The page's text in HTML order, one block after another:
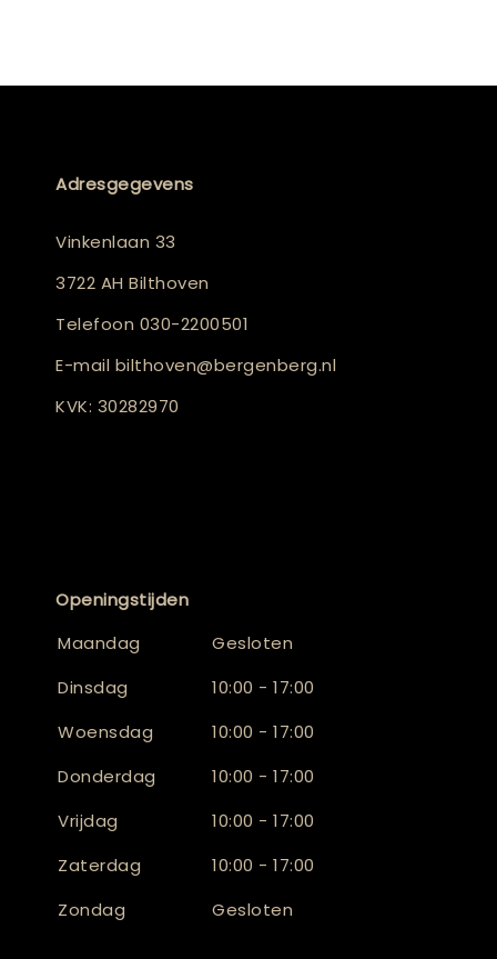
Adresgegevens
Vinkenlaan 33
3722 AH Bilthoven
Telefoon 030-2200501
E-mail bilthoven@bergenberg.nl
KVK: 30282970
Openingstijden
Maandag
Gesloten
Dinsdag
10:00 - 17:00
Woensdag
10:00 - 17:00
Donderdag
10:00 - 17:00
Vrijdag
10:00 - 17:00
Zaterdag
10:00 - 17:00
Zondag
Gesloten